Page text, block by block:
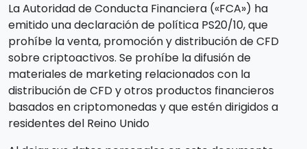
La Autoridad de Conducta Financiera («FCA») ha
emitido una declaración de política PS20/10, que
prohíbe la venta, promoción y distribución de CFD
sobre criptoactivos. Se prohíbe la difusión de
materiales de marketing relacionados con la
distribución de CFD y otros productos financieros
basados en criptomonedas y que estén dirigidos a
residentes del Reino Unido